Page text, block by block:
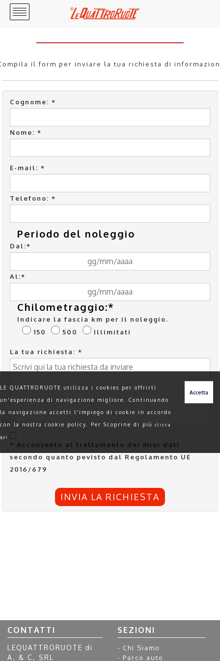
LE QUATTRORUOTE utilizza i cookies per offrirti
un'esperienza di navigazione migliore. Continuando
la navigazione accetti l'impiego di cookie in accordo
con la nostra cookie policy. Per Scoprine di più clicca
qui
il form per inviare la tua richiesta di
Cognome: *
Nome: *
E-mail: *
Telefono: *
Periodo del noleggio
Dal:*
Al:*
Chilometraggio:*
Indicare la fascia km per il noleggio.
150
500 Illimitati
La tua richiesta: *
* Acconsento al trattamento dei miei dati
secondo quanto pevisto dal Regolamento UE
2016/679
INVIA LA RICHIESTA
CONTATTI
LEQUATTRORUOTE di
A. & C. SRL
SEZIONI
Chi Siamo
Parco auto